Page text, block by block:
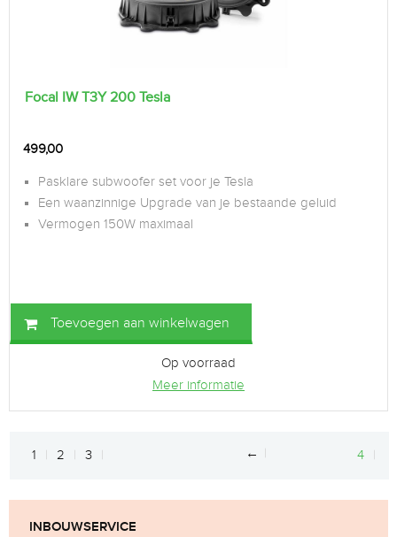
Focal IW T3Y 200 Tesla
499,00
Pasklare subwoofer set voor je Tesla
Een waanzinnige Upgrade van je bestaande geluid
Vermogen 150W maximaal
Toevoegen aan winkelwagen
Op voorraad
Meer informatie
←
1 2 3 4
INBOUWSERVICE